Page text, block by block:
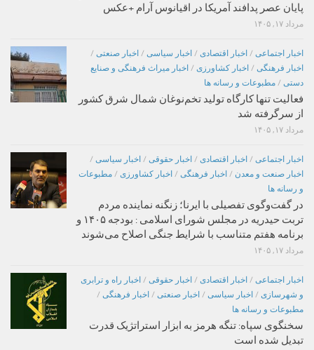
پایان عصر پدافند آمریکا در اقیانوس آرام +عکس
مرداد ۱۷, ۱۴۰۵
اخبار اجتماعی / اخبار اقتصادی / اخبار سیاسی / اخبار صنعتی /
اخبار فرهنگی / اخبار کشاورزی / اخبار میراث فرهنگی و صنایع
دستی / مطبوعات و رسانه ها
فعالیت تنها کارگاه تولید تخم‌نوغان شمال شرق کشور
از سرگرفته شد
مرداد ۱۷, ۱۴۰۵
اخبار اجتماعی / اخبار اقتصادی / اخبار حقوقی / اخبار سیاسی /
اخبار صنعت و معدن / اخبار فرهنگی / اخبار کشاورزی / مطبوعات
و رسانه ها
در گفت‌وگوی تفصیلی با ایرنا؛ زنگنه نماینده مردم
تربت حیدریه در مجلس شورای اسلامی : بودجه ۱۴۰۵ و
برنامه هفتم متناسب با شرایط جنگی اصلاح می‌شوند
مرداد ۱۷, ۱۴۰۵
اخبار اجتماعی / اخبار اقتصادی / اخبار حقوقی / اخبار راه و ترابری
و شهرسازی / اخبار سیاسی / اخبار صنعتی / اخبار فرهنگی /
مطبوعات و رسانه ها
سخنگوی سپاه: تنگه هرمز به ابزار استراتژیک قدرت
تبدیل شده است